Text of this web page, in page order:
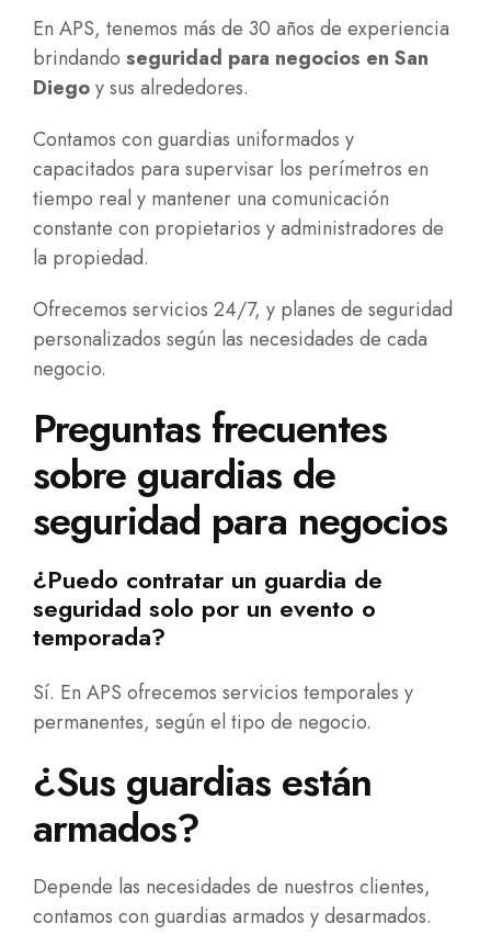
En APS, tenemos más de 30 años de experiencia
brindando seguridad para negocios en San
Diegoy sus alrededores.
Contamos con guardias uniformados y
capacitados para supervisar los perímetros en
tiempo real y mantener una comunicación
constante con propietarios y administradores de
la propiedad.
Ofrecemos servicios 24/7, y planes de seguridad
personalizados según las necesidades de cada
negocio.
Preguntas frecuentes
sobre guardias de
seguridad para negocios
¿Puedo contratar un guardia de
seguridad solo por un evento o
temporada?
Sí. En APS ofrecemos servicios temporales y
permanentes, según el tipo de negocio.
¿Sus guardias están
armados?
Depende las necesidades de nuestros clientes,
contamos con guardias armados y desarmados.